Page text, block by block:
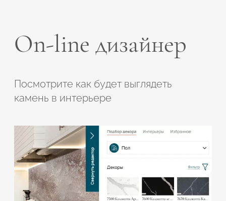
On-line дизайнер
Посмотрите как будет выглядеть
камень в интерьере